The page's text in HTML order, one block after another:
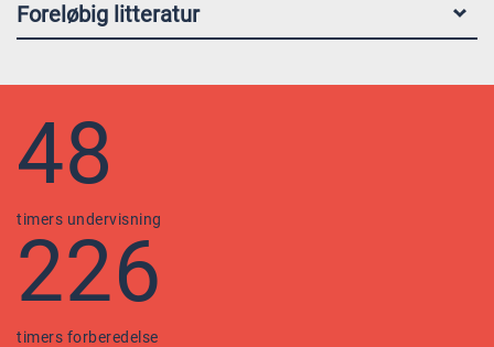
Foreløbig litteratur
48
timers undervisning
226
timers forberedelse